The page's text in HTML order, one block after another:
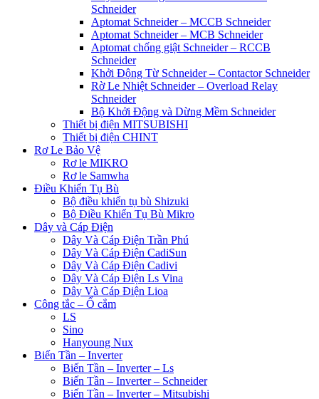
Schneider
Aptomat Schneider – MCCB Schneider
Aptomat Schneider – MCB Schneider
Aptomat chống giật Schneider – RCCB
Schneider
Khởi Động Từ Schneider – Contactor Schneider
Rờ Le Nhiệt Schneider – Overload Relay
Schneider
Bộ Khởi Động và Dừng Mềm Schneider
Thiết bị điện MITSUBISHI
Thiết bị điện CHINT
Rơ Le Bảo Vệ
Rơ le MIKRO
Rơ le Samwha
Điều Khiển Tụ Bù
Bộ điều khiển tụ bù Shizuki
Bộ Điều Khiển Tụ Bù Mikro
Dây và Cáp Điện
Dây Và Cáp Điện Trần Phú
Dây Và Cáp Điện CadiSun
Dây Và Cáp Điện Cadivi
Dây Và Cáp Điện Ls Vina
Dây Và Cáp Điện Lioa
Công tắc – Ổ cắm
LS
Sino
Hanyoung Nux
Biến Tần – Inverter
Biến Tần – Inverter – Ls
Biến Tần – Inverter – Schneider
Biến Tần – Inverter – Mitsubishi